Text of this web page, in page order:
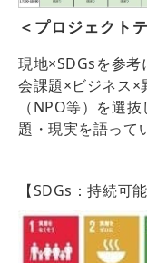
＜プロジェクト
現地×SDGsを参
会課題×ビジネス×
（NPO等）を選
題・現実を語って
【SDGs：持続可